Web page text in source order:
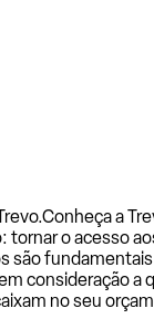
Conheça a
tornar o acesso
consideração
no seu